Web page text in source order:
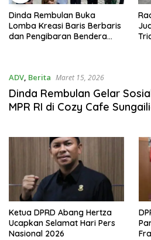
Dinda Rembulan Buka
Lomba Kreasi Baris Berbaris
dan Pengibaran Bendera
ADV, Berita Maret 15, 2026
Dinda Rembulan Gelar
MPR RI di Cozy Cafe
Ketua DPRD Abang Hertza
Ucapkan Selamat Hari Pers
Nasional 2026